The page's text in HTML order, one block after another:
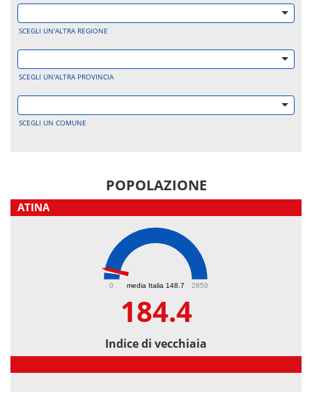
SCEGLI UN'ALTRA REGIONE
SCEGLI UN'ALTRA PROVINCIA
SCEGLI UN COMUNE
POPOLAZIONE
ATINA
media Italia 148.7
0 2850
184.4
Indice di vecchiaia